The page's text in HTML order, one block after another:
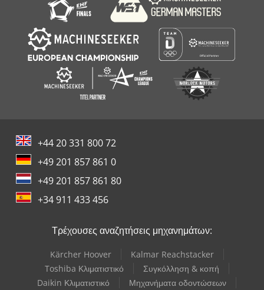
+44 20 331 800 72
+49 201 857 861 0
+49 201 857 861 80
+34 911 433 456
Τρέχουσες αναζητήσεις μηχανημάτων:
Kärcher Hoover
Kalmar Reachstacker
Toshiba Κλιματιστικό
Συγκόλληση & κοπή
Daikin Κλιματιστικό
Μηχανήματα οδοντώσεων